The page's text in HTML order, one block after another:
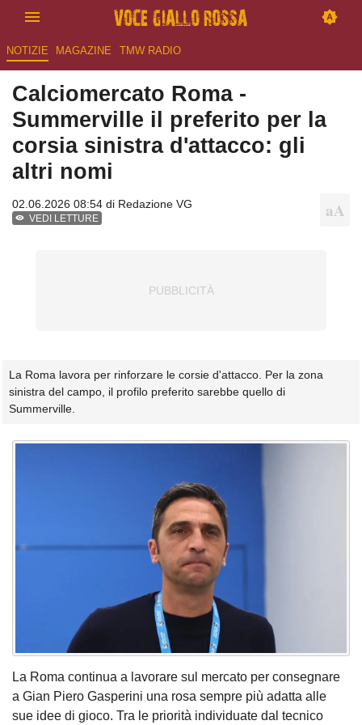
NOTIZIE MAGAZINE TMW RADIO
Calciomercato Roma -
Summerville il preferito per la
corsia sinistra d'attacco: gli
altri nomi
02.06.2026 08:54 di Redazione VG
VEDI LETTURE
La Roma lavora per rinforzare le corsie d'attacco. Per la zona
sinistra del campo, il profilo preferito sarebbe quello di
Summerville.
La Roma continua a lavorare sul mercato per consegnare
a Gian Piero Gasperini una rosa sempre più adatta alle
sue idee di gioco. Tra le priorità individuate dal tecnico